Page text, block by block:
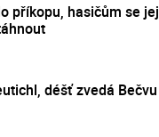
příkopu, hasičům se jej
déšť zvedá Bečvu